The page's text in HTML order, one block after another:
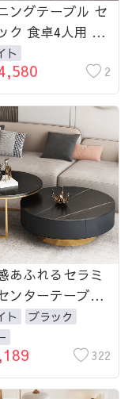
ングテーブル セ
ク 食卓4人用 6
人 幅140 160 180
しゃれ ダイニン
ト
2
あふれるセラミ
ンターテーブル
ンなリビングに
デザイン fmsf-
ト
ブラック
322